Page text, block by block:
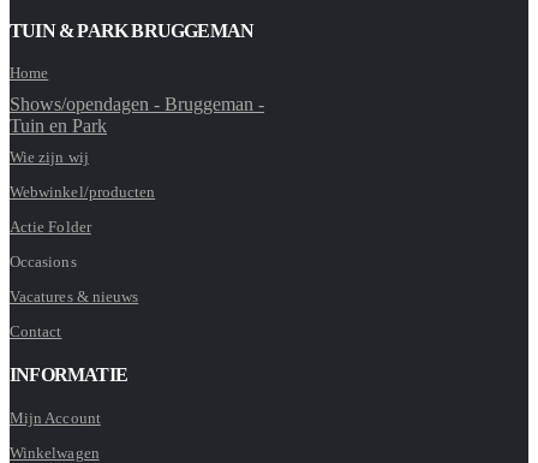
TUIN & PARK BRUGGEMAN
Home
Shows/opendagen - Bruggeman -
Tuin en Park
Wie zijn wij
Webwinkel/producten
Actie Folder
Occasions
Vacatures & nieuws
Contact
INFORMATIE
Mijn Account
Winkelwagen